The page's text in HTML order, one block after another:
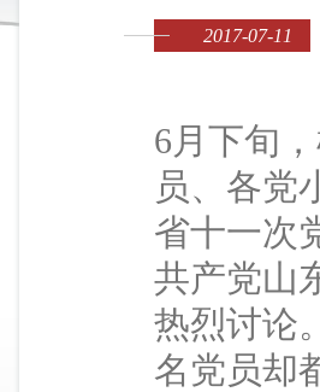
2017-07-11
6月下旬
员、各党
省十一次
共产党山
热烈讨论
名党员却